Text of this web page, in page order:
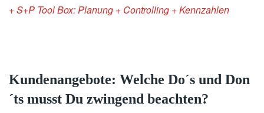
+ S+P Tool Box: Planung + Controlling + Kennzahlen
Kundenangebote: Welche Do´s und Don
´ts musst Du zwingend beachten?